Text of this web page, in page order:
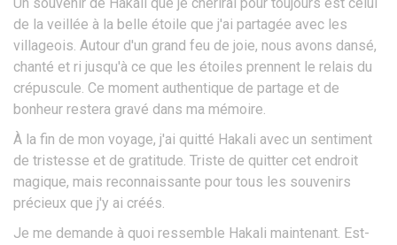
de la veillée à la belle étoile que j'ai partagée avec les
villageois. Autour d'un grand feu de joie, nous avons dansé,
chanté et ri jusqu'à ce que les étoiles prennent le relais du
crépuscule. Ce moment authentique de partage et de
bonheur restera gravé dans ma mémoire.
À la fin de mon voyage, j'ai quitté Hakali avec un sentiment
de tristesse et de gratitude. Triste de quitter cet endroit
magique, mais reconnaissante pour tous les souvenirs
précieux que j'y ai créés.
Je me demande à quoi ressemble Hakali maintenant. Est-